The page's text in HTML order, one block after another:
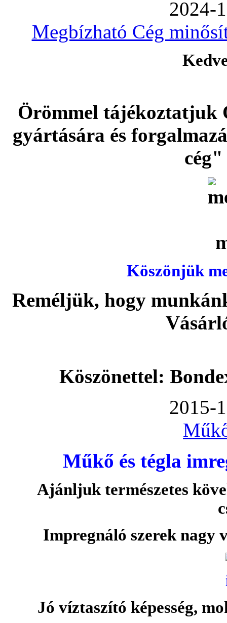
2024-
Megbízható Cég
Örömmel tájékoztatjuk
gyártására és
Köszönjük
Reméljük, hogy
Köszönettel:
2015-
Műkő és tégla
Ajánljuk természetes
Impregnáló szerek
Jó víztaszító képesség,